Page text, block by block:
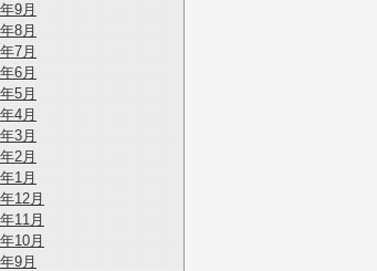
9月
8月
7月
6月
5月
4月
3月
2月
1月
12月
11月
10月
9月